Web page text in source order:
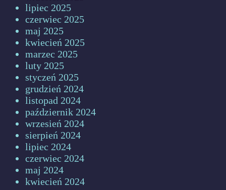
lipiec 2025
czerwiec 2025
maj 2025
kwiecień 2025
marzec 2025
luty 2025
styczeń 2025
grudzień 2024
listopad 2024
październik 2024
wrzesień 2024
sierpień 2024
lipiec 2024
czerwiec 2024
maj 2024
kwiecień 2024